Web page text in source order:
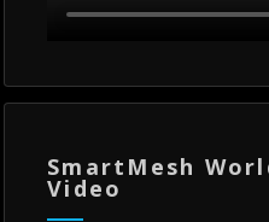
SmartMesh
Video